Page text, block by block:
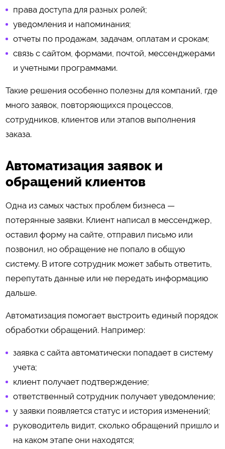
права доступа для разных ролей;
уведомления и напоминания;
отчеты по продажам, задачам, оплатам и срокам;
связь с сайтом, формами, почтой, мессенджерами
и учетными программами.
Такие решения особенно полезны для компаний, где
много заявок, повторяющихся процессов,
сотрудников, клиентов или этапов выполнения
заказа.
Автоматизация заявок и
обращений клиентов
Одна из самых частых проблем бизнеса —
потерянные заявки. Клиент написал в мессенджер,
оставил форму на сайте, отправил письмо или
позвонил, но обращение не попало в общую
систему. В итоге сотрудник может забыть ответить,
перепутать данные или не передать информацию
дальше.
Автоматизация помогает выстроить единый порядок
обработки обращений. Например:
заявка с сайта автоматически попадает в систему
учета;
клиент получает подтверждение;
ответственный сотрудник получает уведомление;
у заявки появляется статус и история изменений;
руководитель видит, сколько обращений пришло и
на каком этапе они находятся;